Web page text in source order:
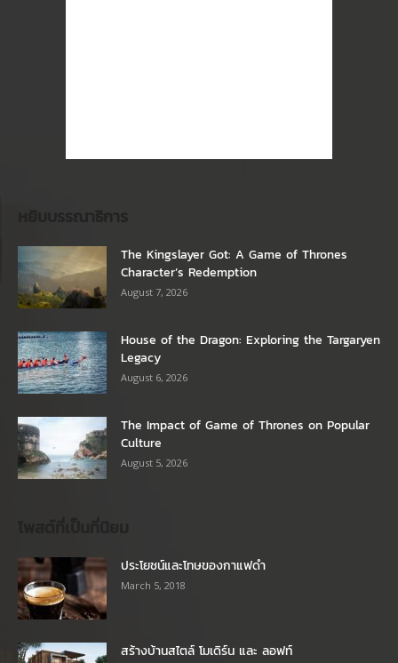
The Kingslayer Got: A Game of Thrones
Character’s Redemption
August 7, 2026
House of the Dragon: Exploring the Targaryen
Legacy
August 6, 2026
The Impact of Game of Thrones on Popular
Culture
August 5, 2026
ประโยชน์และโทษของกาแฟดำ
March 5, 2018
สร้างบ้านสไตล์ โมเดิร์น และ ลอฟท์